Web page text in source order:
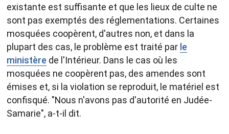
existante est suffisante et que les lieux de culte ne
sont pas exemptés des réglementations. Certaines
mosquées coopèrent, d'autres non, et dans la
plupart des cas, le problème est traité par le
ministère de l'Intérieur. Dans le cas où les
mosquées ne coopèrent pas, des amendes sont
émises et, si la violation se reproduit, le matériel est
confisqué. "Nous n'avons pas d'autorité en Judée-
Samarie", a-t-il dit.